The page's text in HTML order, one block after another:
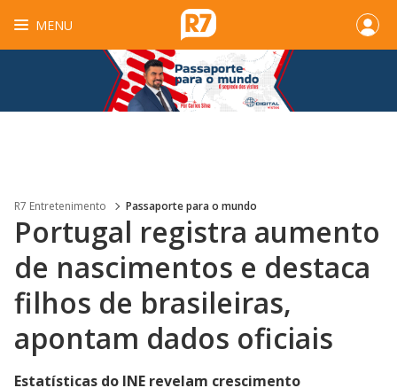
MENU
R7 Entretenimento Passaporte para o mundo
Portugal registra aumento
de nascimentos e destaca
filhos de brasileiras,
apontam dados oficiais
Estatísticas do INE revelam crescimento